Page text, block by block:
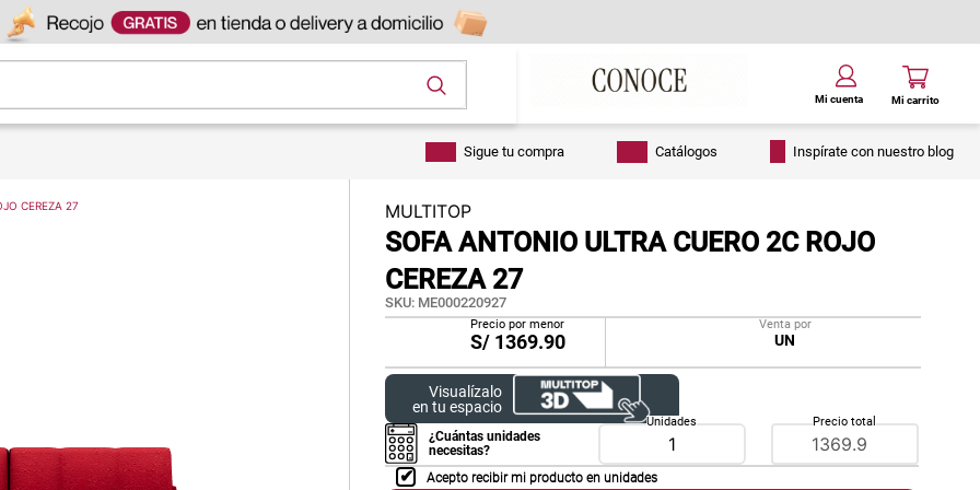
Sigue tu compra Catálogos Inspírate con nuestro blog
CEREZA 27 MULTITOP
SOFA ANTONIO ULTRA CUERO 2C ROJO
CEREZA 27
SKU: ME000220927
Precio por menor
S/ 1369.90
Venta por
UN
Visualízalo
en tu espacio
¿Cuántas unidades
necesitas?
Unidades Precio total
Acepto recibir mi producto en unidades